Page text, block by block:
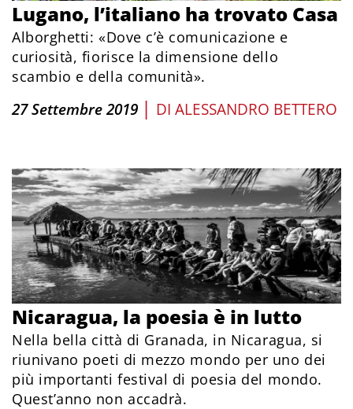
Lugano, l’italiano ha trovato Casa
Alborghetti: «Dove c’è comunicazione e
curiosità, fiorisce la dimensione dello
scambio e della comunità».
27 Settembre 2019 | DI ALESSANDRO BETTERO
Nicaragua, la poesia è in lutto
Nella bella città di Granada, in Nicaragua, si
riunivano poeti di mezzo mondo per uno dei
più importanti festival di poesia del mondo.
Quest’anno non accadrà.